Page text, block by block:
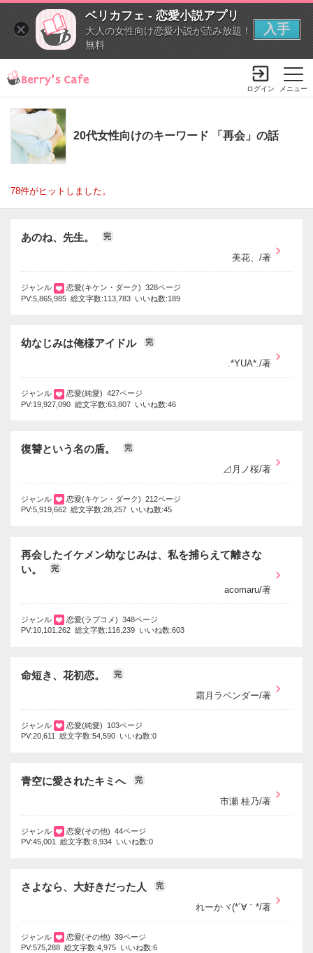
ベリカフェ - 恋愛小説アプリ
大人の女性向け恋愛小説が読み放題！
無料
入手
メニュー
ログイン
20代女性向けのキーワード 「再会」の話
78件がヒットしました。
あのね、先生。 完
美花、/著
ジャンル
恋愛(キケン・ダーク) 328ページ
PV:5,865,985 総文字数:113,783 いいね数:189
幼なじみは俺様アイドル 完
.*YUA*./著
ジャンル
恋愛(純愛) 427ページ
PV:19,927,090 総文字数:63,807 いいね数:46
復讐という名の盾。 完
⊿月ノ桜/著
ジャンル
恋愛(キケン・ダーク) 212ページ
PV:5,919,662 総文字数:28,257 いいね数:45
再会したイケメン幼なじみは、私を捕らえて離さな
い。
完
acomaru/著
ジャンル
恋愛(ラブコメ) 348ページ
PV:10,101,262 総文字数:116,239 いいね数:603
命短き、花初恋。 完
霜月ラベンダー/著
ジャンル
恋愛(純愛) 103ページ
PV:20,611 総文字数:54,590 いいね数:0
青空に愛されたキミへ 完
市瀬 桂乃/著
ジャンル
恋愛(その他) 44ページ
PV:45,001 総文字数:8,934 いいね数:0
さよなら、大好きだった人 完
れーかヾ(*´∀｀*/著
ジャンル
恋愛(その他) 39ページ
PV:575,288 総文字数:4,975 いいね数:6